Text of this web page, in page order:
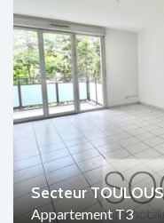
Secteur
Appartement T3